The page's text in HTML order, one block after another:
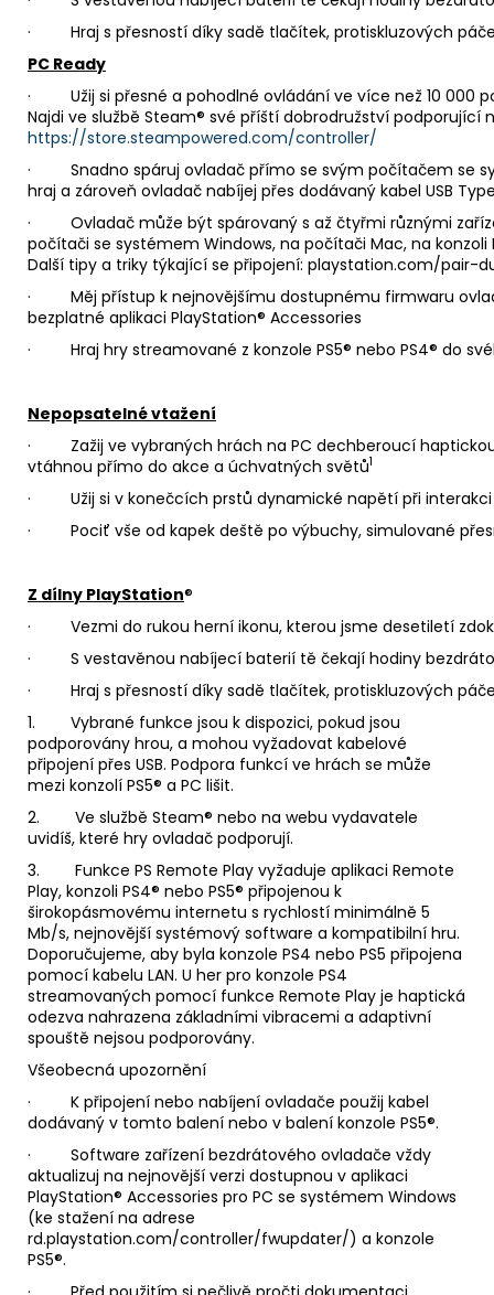
· Hraj s přesností díky sadě tlačítek, protiskluzových
PC Ready
· Užij si přesné a pohodlné ovládání ve více než 10 000
Najdi ve službě Steam® své příští dobrodružství podporující
https://store.steampowered.com/controller/
· Snadno spáruj ovladač přímo se svým počítačem se
hraj a zároveň ovladač nabíjej přes dodávaný kabel USB
· Ovladač může být spárovaný s až čtyřmi různými
počítači se systémem Windows, na počítači Mac, na
Další tipy a triky týkající se připojení: playstation.com/pair-
· Měj přístup k nejnovějšímu dostupnému firmwaru
bezplatné aplikaci PlayStation® Accessories
· Hraj hry streamované z konzole PS5® nebo PS4® do
Nepopsatelné vtažení
· Zažij ve vybraných hrách na PC dechberoucí
vtáhnou přímo do akce a úchvatných světů1
· Užij si v konečcích prstů dynamické napětí při
· Pociť vše od kapek deště po výbuchy, simulované
Z dílny PlayStation®
· Vezmi do rukou herní ikonu, kterou jsme desetiletí
· S vestavěnou nabíjecí baterií tě čekají hodiny
· Hraj s přesností díky sadě tlačítek, protiskluzových
1. Vybrané funkce jsou k dispozici, pokud jsou
podporovány hrou, a mohou vyžadovat kabelové
připojení přes USB. Podpora funkcí ve hrách se může
mezi konzolí PS5® a PC lišit.
2. Ve službě Steam® nebo na webu vydavatele
uvidíš, které hry ovladač podporují.
3. Funkce PS Remote Play vyžaduje aplikaci Remote
Play, konzoli PS4® nebo PS5® připojenou k
širokopásmovému internetu s rychlostí minimálně 5
Mb/s, nejnovější systémový software a kompatibilní hru.
Doporučujeme, aby byla konzole PS4 nebo PS5 připojena
pomocí kabelu LAN. U her pro konzole PS4
streamovaných pomocí funkce Remote Play je haptická
odezva nahrazena základními vibracemi a adaptivní
spouště nejsou podporovány.
Všeobecná upozornění
· K připojení nebo nabíjení ovladače použij kabel
dodávaný v tomto balení nebo v balení konzole PS5®.
· Software zařízení bezdrátového ovladače vždy
aktualizuj na nejnovější verzi dostupnou v aplikaci
PlayStation® Accessories pro PC se systémem Windows
(ke stažení na adrese
rd.playstation.com/controller/fwupdater/) a konzole
PS5®.